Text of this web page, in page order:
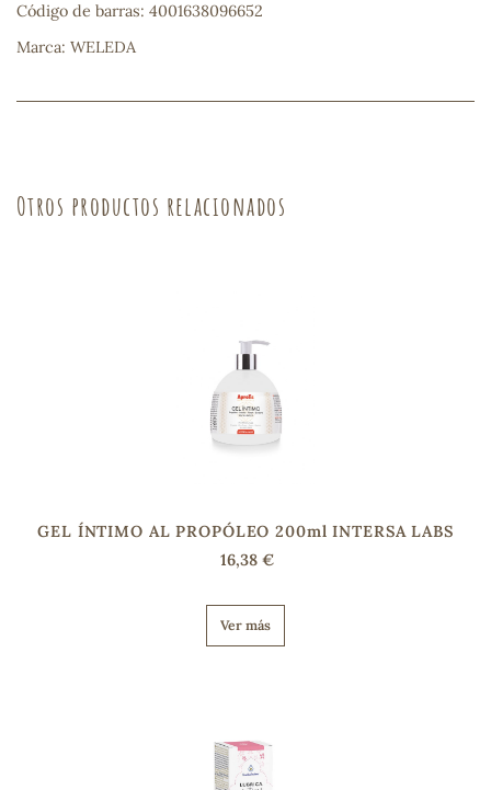
Código de barras: 4001638096652
Marca: WELEDA
Otros productos relacionados
GEL ÍNTIMO AL PROPÓLEO 200ml INTERSA LABS
16,38 €
Ver más